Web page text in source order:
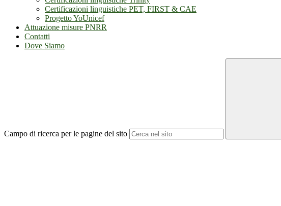
Certificazioni linguistiche PET, FIRST & CAE
Progetto YoUnicef
Attuazione misure PNRR
Contatti
Dove Siamo
Campo di ricerca per le pagine del sito